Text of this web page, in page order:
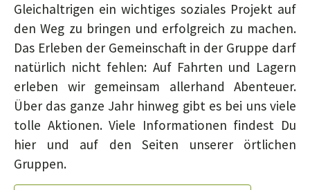
Gleichaltrigen ein wichtiges soziales Projekt auf
den Weg zu bringen und erfolgreich zu machen.
Das Erleben der Gemeinschaft in der Gruppe darf
natürlich nicht fehlen: Auf Fahrten und Lagern
erleben wir gemeinsam allerhand Abenteuer.
Über das ganze Jahr hinweg gibt es bei uns viele
tolle Aktionen. Viele Informationen findest Du
hier und auf den Seiten unserer örtlichen
Gruppen.